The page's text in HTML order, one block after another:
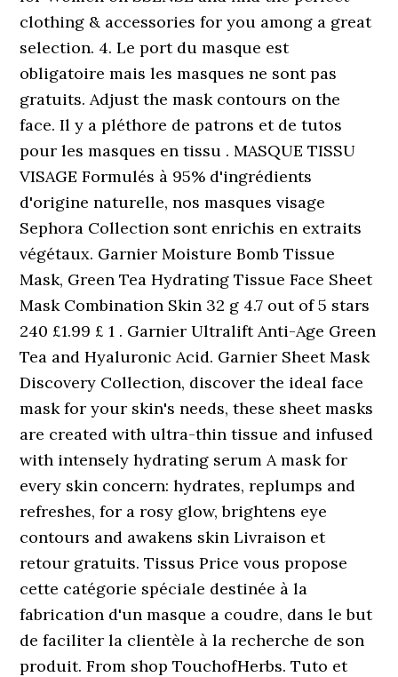
clothing & accessories for you among a great
selection. 4. Le port du masque est
obligatoire mais les masques ne sont pas
gratuits. Adjust the mask contours on the
face. Il y a pléthore de patrons et de tutos
pour les masques en tissu . MASQUE TISSU
VISAGE Formulés à 95% d'ingrédients
d'origine naturelle, nos masques visage
Sephora Collection sont enrichis en extraits
végétaux. Garnier Moisture Bomb Tissue
Mask, Green Tea Hydrating Tissue Face Sheet
Mask Combination Skin 32 g 4.7 out of 5 stars
240 £1.99 £ 1 . Garnier Ultralift Anti-Age Green
Tea and Hyaluronic Acid. Garnier Sheet Mask
Discovery Collection, discover the ideal face
mask for your skin's needs, these sheet masks
are created with ultra-thin tissue and infused
with intensely hydrating serum A mask for
every skin concern: hydrates, replumps and
refreshes, for a rosy glow, brightens eye
contours and awakens skin Livraison et
retour gratuits. Tissus Price vous propose
cette catégorie spéciale destinée à la
fabrication d'un masque a coudre, dans le but
de faciliter la clientèle à la recherche de son
produit. From shop TouchofHerbs. Tuto et